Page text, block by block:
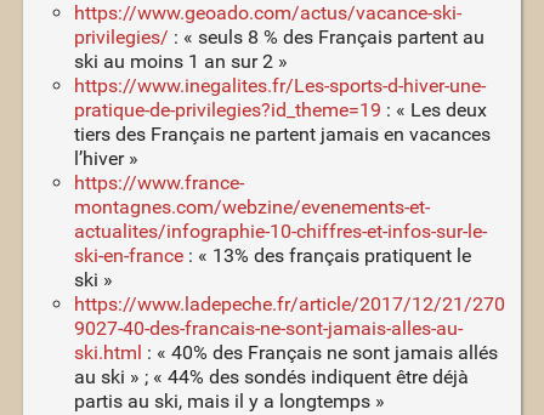
https://www.geoado.com/actus/vacance-ski-
privilegies/ : « seuls 8 % des Français partent au
ski au moins 1 an sur 2 »
https://www.inegalites.fr/Les-sports-d-hiver-une-
pratique-de-privilegies?id_theme=19 : « Les deux
tiers des Français ne partent jamais en vacances
l’hiver »
https://www.france-
montagnes.com/webzine/evenements-et-
actualites/infographie-10-chiffres-et-infos-sur-le-
ski-en-france: « 13% des français pratiquent le
ski »
https://www.ladepeche.fr/article/2017/12/21/270
9027-40-des-francais-ne-sont-jamais-alles-au-
ski.html : « 40% des Français ne sont jamais allés
au ski » ; « 44% des sondés indiquent être déjà
partis au ski, mais il y a longtemps »